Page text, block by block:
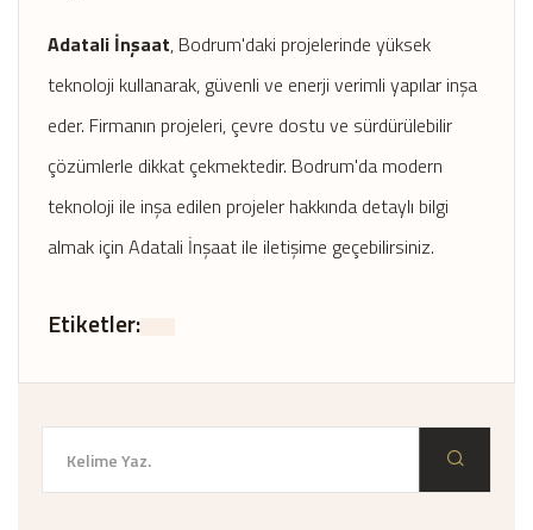
Adatali İnşaat, Bodrum'daki projelerinde yüksek
teknoloji kullanarak, güvenli ve enerji verimli yapılar inşa
eder. Firmanın projeleri, çevre dostu ve sürdürülebilir
çözümlerle dikkat çekmektedir. Bodrum'da modern
teknoloji ile inşa edilen projeler hakkında detaylı bilgi
almak için Adatali İnşaat ile iletişime geçebilirsiniz.
Etiketler: